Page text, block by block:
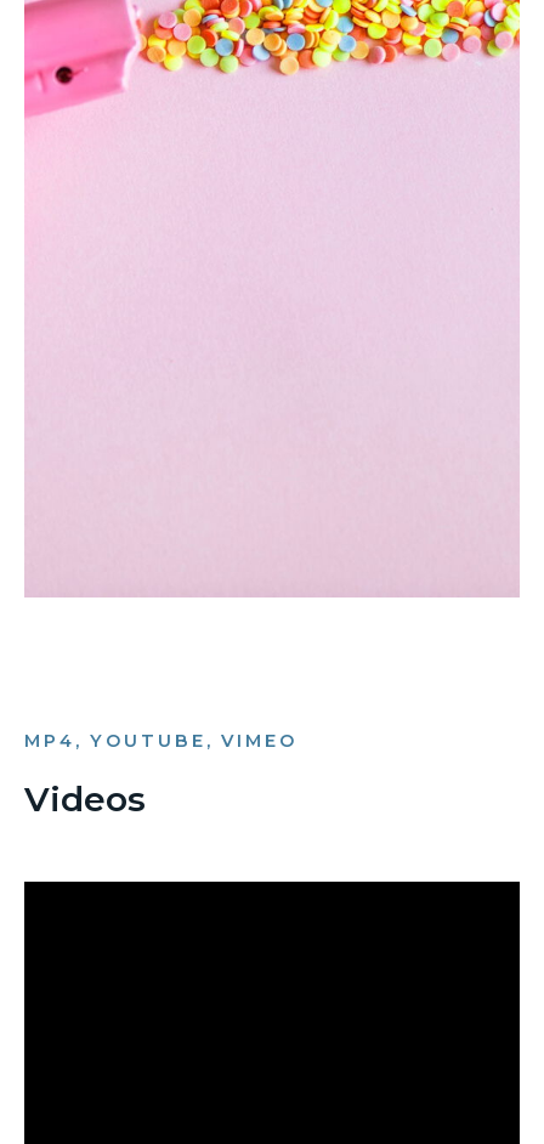
MP4, YOUTUBE, VIMEO
Videos